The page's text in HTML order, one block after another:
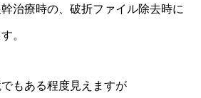
治療時の、破折ファイル除去時に
。
もある程度見えますが